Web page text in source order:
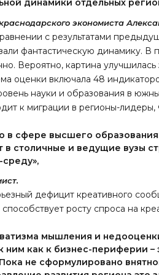
динамики отдельных
экономиста
с результатами
фантастическую динамику.
Вероятно, картина
оценки включала 48
науки и образования в
к миграции в регионы-лидеры,
в сфере высшего
в столичные и ведущие вузы
дефицит креативного
росту спроса на
мышления и
ним как к бизнес-периферии –
не сформулировано